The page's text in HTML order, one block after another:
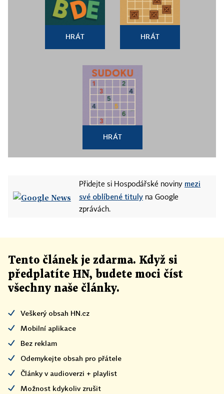
HRÁT HRÁT
HRÁT
Přidejte si Hospodářské noviny mezi
své oblíbené tituly na Google
zprávách.
Tento článek je zdarma. Když si
předplatíte HN, budete moci číst
všechny naše články.
Veškerý obsah HN.cz
Mobilní aplikace
Bez reklam
Odemykejte obsah pro přátele
Články v audioverzi + playlist
Možnost kdykoliv zrušit